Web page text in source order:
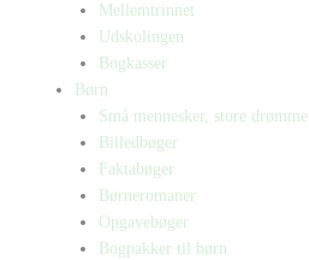
Mellemtrinnet
Udskolingen
Bogkasser
Børn
Små mennesker, store drømme
Billedbøger
Faktabøger
Børneromaner
Opgavebøger
Bogpakker til børn